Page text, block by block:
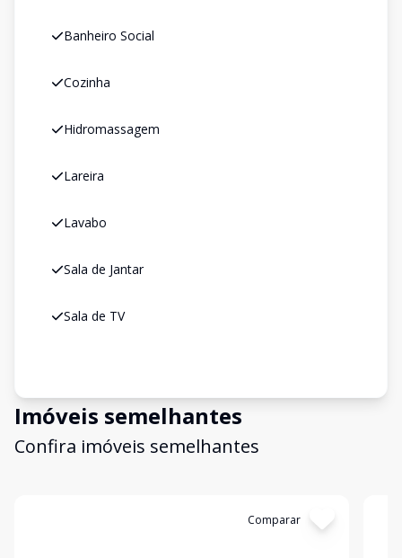
Banheiro Social
Cozinha
Hidromassagem
Lareira
Lavabo
Sala de Jantar
Sala de TV
Imóveis semelhantes
Confira imóveis semelhantes
Comparar